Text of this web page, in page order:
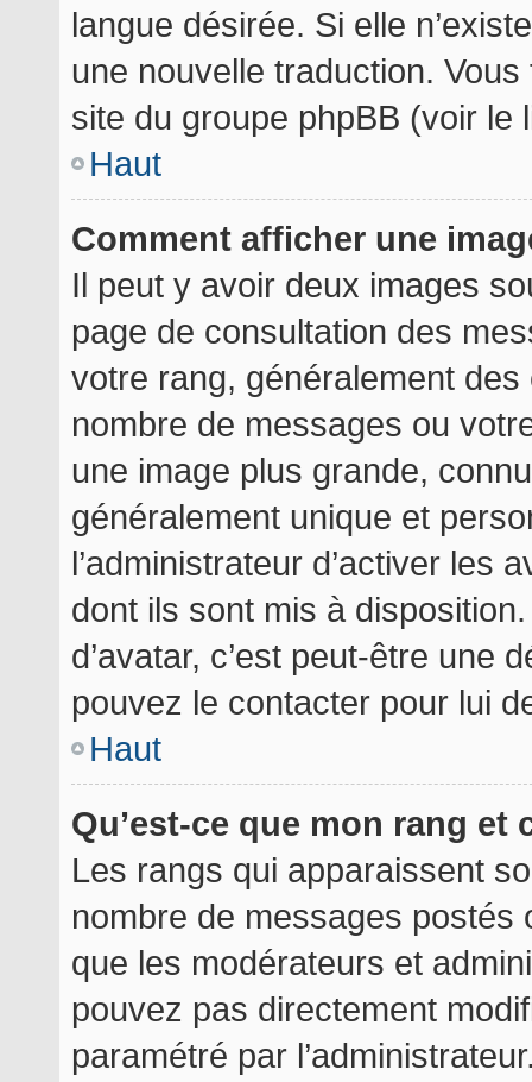
langue désirée. Si elle
une nouvelle traduction.
site du groupe phpBB (voir le
Haut
Comment afficher une
Il peut y avoir deux images
page de consultation des
votre rang, généralement
nombre de messages ou
une image plus grande,
généralement unique et
l’administrateur d’activer les
dont ils sont mis à
d’avatar, c’est peut-être une
pouvez le contacter pour lui
Haut
Qu’est-ce que mon rang
Les rangs qui apparaissent
nombre de messages postés
que les modérateurs et
pouvez pas directement
paramétré par